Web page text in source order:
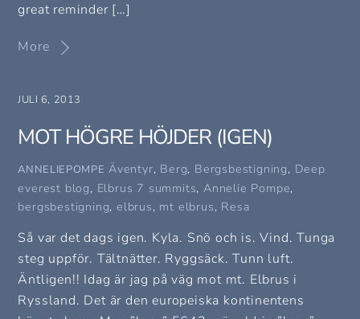
great reminder […]
More
JULI 6, 2013
MOT HÖGRE HÖJDER (IGEN)
ANNELIEPOMPE Äventyr, Berg, Bergsbestigning, Deep
everest blog, Elbrus 7 summits,Annelie Pompe,
bergsbestigning,elbrus, mt elbrus, Resa
Så var det dags igen. Kyla. Snö och is. Vind. Tunga
steg uppför. Tältnätter. Ryggsäck. Tunn luft.
Äntligen!! Idag är jag på väg mot mt. Elbrus i
Ryssland. Det är den europeiska kontinentens